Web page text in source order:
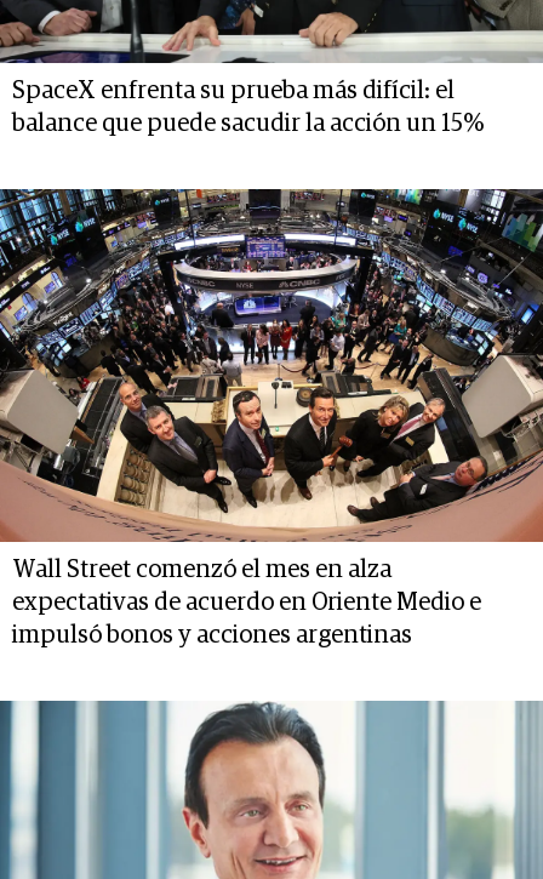
SpaceX enfrenta su prueba más difícil: el
balance que puede sacudir la acción un 15%
Wall Street comenzó el mes en alza
expectativas de acuerdo en Oriente Medio e
impulsó bonos y acciones argentinas